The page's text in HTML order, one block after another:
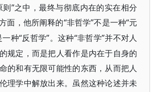
则”之中，最终与彻底内在的实在相分
面，他所阐释的“非哲学”不是一种“元
一种“反哲学”。这种“非哲学”并不对人
规定，而是把人看作是内在于自身的
的和有无限可能性的东西，从而把人
理学中解放出来。虽然这种论述并未